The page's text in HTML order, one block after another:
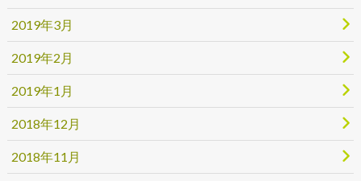
2019年3月
2019年2月
2019年1月
2018年12月
2018年11月